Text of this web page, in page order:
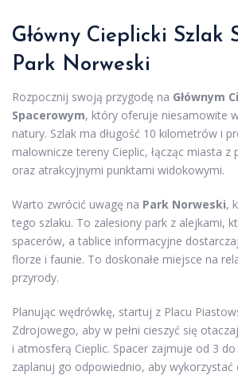
Główny Cieplicki Szlak
Park Norweski
Rozpocznij swoją przygodę na Głównym
Spacerowym, który oferuje niesamowite
natury. Szlak ma długość 10 kilometrów i
malownicze tereny Cieplic, łącząc miasta z
oraz atrakcyjnymi punktami widokowymi.
Warto zwrócić uwagę na Park Norweski,
tego szlaku. To zalesiony park z alejkami,
spacerów, a tablice informacyjne
florze i faunie. To doskonałe miejsce na
przyrody.
Planując wędrówkę, startuj z Placu
Zdrojowego, aby w pełni cieszyć się
i atmosferą Cieplic. Spacer zajmuje od 3
zaplanuj go odpowiednio, aby wykorzystać